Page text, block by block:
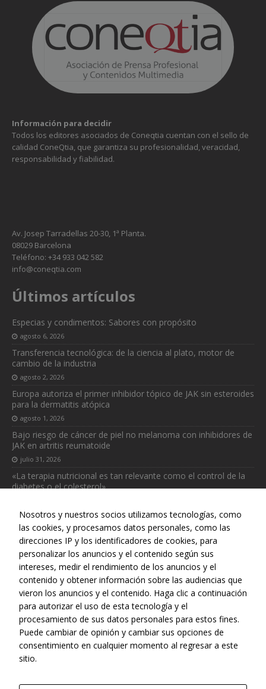
Información para decidir
Todos los editores asociados de Coneqtia cuentan con el sello de
calidad ConeQtia, que garantiza su profesionalidad, veracidad,
responsabilidad y fiabilidad.
Av. Josep Tarradellas 20-30, 1ª Planta.
08029 Barcelona
Teléfono: +34 933 042 582
info@coneqtia.com
Últimos artículos
Especias y condimentos: Sabores con propósito
agosto 6, 2026
Transferencia tecnológica: de la ciencia al plato, motor de
cambio de la industria
agosto 2, 2026
Europa autoriza el primer inhibidor tópico de JAK sin esteroides
para la dermatitis atópica
agosto 1, 2026
Bajo riesgo de cáncer de piel no melanoma con inhibidores de
JAK en artritis reumatoide
julio 31, 2026
«La terapia nutricional es tan relevante como el control de la
diabetes o el colesterol»
Web realizada con el patrocinio del Centro Español de Derechos
Reprográficos
Nosotros y nuestros socios utilizamos tecnologías, como
las cookies, y procesamos datos personales, como las
direcciones IP y los identificadores de cookies, para
personalizar los anuncios y el contenido según sus
intereses, medir el rendimiento de los anuncios y el
contenido y obtener información sobre las audiencias que
vieron los anuncios y el contenido. Haga clic a continuación
para autorizar el uso de esta tecnología y el
procesamiento de sus datos personales para estos fines.
Puede cambiar de opinión y cambiar sus opciones de
consentimiento en cualquier momento al regresar a este
sitio.
Estas
cookies no
son
Son
necesarias
para que
funcione la
web.
Estadísticas
Para que
podamos
mejorar la
funcionalidad
y estructura
se usa la web.